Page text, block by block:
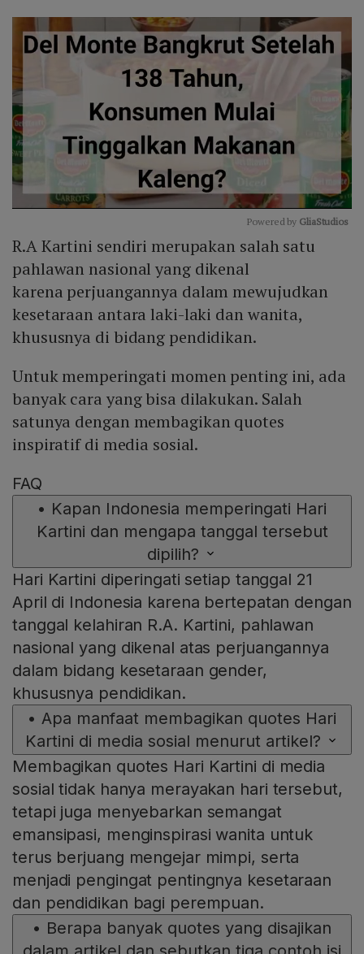
Mute
Powered by GliaStudios
R.A Kartini sendiri merupakan salah satu
pahlawan nasional yang dikenal
karena perjuangannya dalam mewujudkan
kesetaraan antara laki-laki dan wanita,
khususnya di bidang pendidikan.
Untuk memperingati momen penting ini, ada
banyak cara yang bisa dilakukan. Salah
satunya dengan membagikan quotes
inspiratif di media sosial.
FAQ
• Kapan Indonesia memperingati Hari
Kartini dan mengapa tanggal tersebut
dipilih?
Hari Kartini diperingati setiap tanggal 21
April di Indonesia karena bertepatan dengan
tanggal kelahiran R.A. Kartini, pahlawan
nasional yang dikenal atas perjuangannya
dalam bidang kesetaraan gender,
khususnya pendidikan.
• Apa manfaat membagikan quotes Hari
Kartini di media sosial menurut artikel?
Membagikan quotes Hari Kartini di media
sosial tidak hanya merayakan hari tersebut,
tetapi juga menyebarkan semangat
emansipasi, menginspirasi wanita untuk
terus berjuang mengejar mimpi, serta
menjadi pengingat pentingnya kesetaraan
dan pendidikan bagi perempuan.
• Berapa banyak quotes yang disajikan